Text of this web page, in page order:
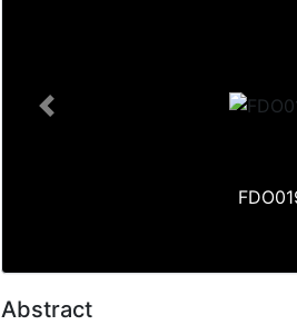
Previous
Abstract